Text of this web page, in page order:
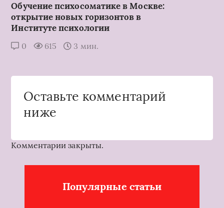
Обучение психосоматике в Москве:
открытие новых горизонтов в
Институте психологии
0 615 3 мин.
Оставьте комментарий
ниже
Комментарии закрыты.
Популярные статьи